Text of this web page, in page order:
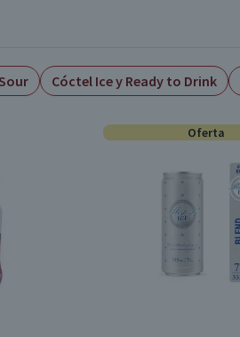
Cóctel Ice y Ready to Drink
Oferta